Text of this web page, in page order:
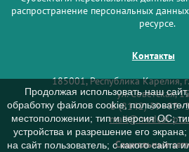
распространение персональных
ресурсе.
Контакты
185001, Республика Карелия,
ул. Советская, 15
8 (8142)
mail@medcol-
Социальные
Продолжая использовать наш
обработку файлов cookie,
местоположении; тип и версия ОС;
устройства и разрешение его
на сайт пользователь; с какого сайта